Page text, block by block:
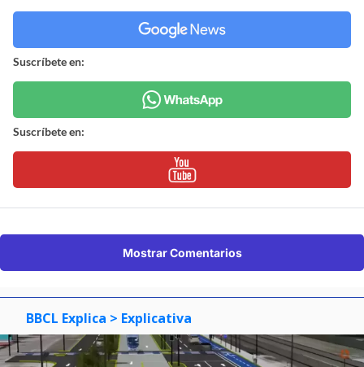
Suscríbete en:
Suscríbete en:
Mostrar Comentarios
BBCL Explica > Explicativa